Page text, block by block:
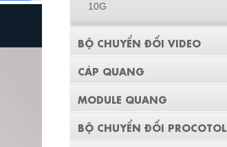
10G
BỘ CHUYỂN ĐỔI VIDEO
CÁP QUANG
MODULE QUANG
BỘ CHUYỂN ĐỔI PROCOTOL